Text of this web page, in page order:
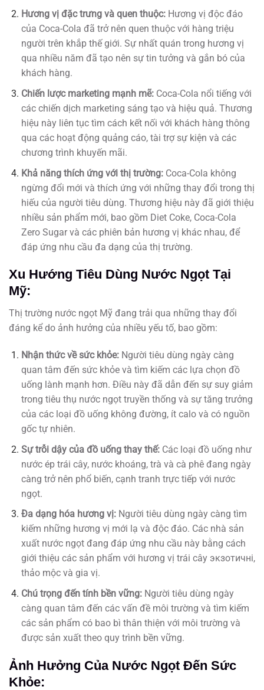
Hương vị đặc trưng và quen thuộc:Hương vị độc đáo
của Coca-Cola đã trở nên quen thuộc với hàng triệu
người trên khắp thế giới. Sự nhất quán trong hương vị
qua nhiều năm đã tạo nên sự tin tưởng và gắn bó của
khách hàng.
Chiến lược marketing mạnh mẽ:Coca-Cola nổi tiếng với
các chiến dịch marketing sáng tạo và hiệu quả. Thương
hiệu này liên tục tìm cách kết nối với khách hàng thông
qua các hoạt động quảng cáo, tài trợ sự kiện và các
chương trình khuyến mãi.
Khả năng thích ứng với thị trường:Coca-Cola không
ngừng đổi mới và thích ứng với những thay đổi trong thị
hiếu của người tiêu dùng. Thương hiệu này đã giới thiệu
nhiều sản phẩm mới, bao gồm Diet Coke, Coca-Cola
Zero Sugar và các phiên bản hương vị khác nhau, để
đáp ứng nhu cầu đa dạng của thị trường.
Xu Hướng Tiêu Dùng Nước Ngọt Tại
Mỹ:
Thị trường nước ngọt Mỹ đang trải qua những thay đổi
đáng kể do ảnh hưởng của nhiều yếu tố, bao gồm:
Nhận thức về sức khỏe:Người tiêu dùng ngày càng
quan tâm đến sức khỏe và tìm kiếm các lựa chọn đồ
uống lành mạnh hơn. Điều này đã dẫn đến sự suy giảm
trong tiêu thụ nước ngọt truyền thống và sự tăng trưởng
của các loại đồ uống không đường, ít calo và có nguồn
gốc tự nhiên.
Sự trỗi dậy của đồ uống thay thế:Các loại đồ uống như
nước ép trái cây, nước khoáng, trà và cà phê đang ngày
càng trở nên phổ biến, cạnh tranh trực tiếp với nước
ngọt.
Đa dạng hóa hương vị:Người tiêu dùng ngày càng tìm
kiếm những hương vị mới lạ và độc đáo. Các nhà sản
xuất nước ngọt đang đáp ứng nhu cầu này bằng cách
giới thiệu các sản phẩm với hương vị trái cây экзотичні,
thảo mộc và gia vị.
Chú trọng đến tính bền vững:Người tiêu dùng ngày
càng quan tâm đến các vấn đề môi trường và tìm kiếm
các sản phẩm có bao bì thân thiện với môi trường và
được sản xuất theo quy trình bền vững.
Ảnh Hưởng Của Nước Ngọt Đến Sức
Khỏe: